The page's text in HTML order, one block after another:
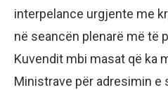
interpelance urgjente me
në seancën plenarë më të
Kuvendit mbi masat që ka
Ministrave për adresimin e